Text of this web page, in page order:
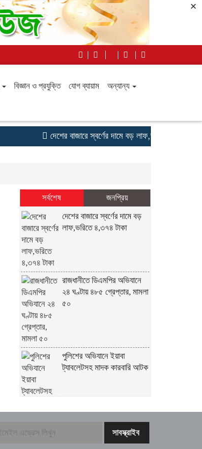
×
বিজ্ঞান ও প্রযুক্তি যোগ ব্যায়াম
অন্যান্য
দেশের বাজারে স্বর্ণের দামে বড় লাফ,ভরিতে ৪,৩৭৪ টাকা
সর্বশেষ
জনপ্রিয়
দেশের বাজারে স্বর্ণের দামে বড়
লাফ,ভরিতে ৪,৩৭৪ টাকা
রাজধানীতে ডিএমপির অভিযানে
২৪ ঘণ্টায় ৪৮৫ গ্রেপ্তার, মামলা
৫০
পুলিশের অভিযানে ইয়াবা
ট্যাবলেটসহ মাদক কারবারি আটক
রাজধানীতে নৌকা বাইচ, ৩৫ বছর
পর জমজমাট ফাইনাল